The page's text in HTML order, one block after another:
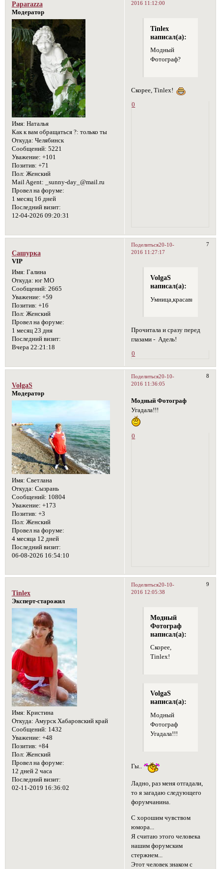
2016 11:12:00
Paparazza
Модератор
Имя: Наталья
Как к вам обращаться ?: только ты
Откуда: Челябинск
Сообщений: 5221
Уважение: +101
Позитив: +71
Пол: Женский
Mail Agent: _sunny-day_@mail.ru
Провел на форуме:
1 месяц 16 дней
Последний визит:
12-04-2026 09:20:31
Tinlex
написал(а):
Модный
Фотограф?
Скорее, Tinlex!
0
Поделиться 7
20-10-
2016 11:27:17
Сашурка
VIP
Имя: Галина
Откуда: юг МО
Сообщений: 2665
Уважение: +59
Позитив: +16
Пол: Женский
Провел на форуме:
1 месяц 23 дня
Последний визит:
Вчера 22:21:18
VolgaS
написал(а):
Прочитала и сразу перед
глазами - Адель!
0
Поделиться 8
20-10-
2016 11:36:05
VolgaS
Модератор
Имя: Светлана
Откуда: Сызрань
Сообщений: 10804
Уважение: +173
Позитив: +3
Пол: Женский
Провел на форуме:
4 месяца 12 дней
Последний визит:
06-08-2026 16:54:10
Модный Фотограф
Угадала!!!
0
Поделиться 9
20-10-
2016 12:05:38
Tinlex
Эксперт-старожил
Имя: Кристина
Откуда: Амурск Хабаровский край
Сообщений: 1432
Уважение: +48
Позитив: +84
Пол: Женский
Провел на форуме:
12 дней 2 часа
Последний визит:
02-11-2019 16:36:02
Модный
Фотограф
написал(а):
Скорее,
Tinlex!
VolgaS
написал(а):
Модный
Фотограф
Угадала!!!
Гы..
Ладно, раз меня отгадали,
то я загадаю следующего
форумчанина.
С хорошим чувством
юмора...
Я считаю этого человека
нашим форумским
стержнем...
Этот человек знаком с